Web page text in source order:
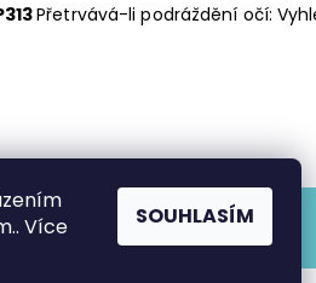
Přetrvává-li podráždění očí:
Více
SOUHLASÍM